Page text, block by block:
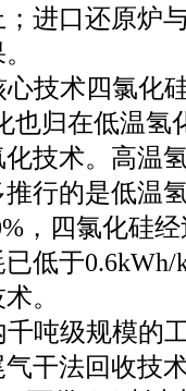
；进口还原炉
技术四氯化
也归在低温氢
技术。高温
行的是低温
，四氯化硅
低于0.6kWh/
。
吨级规模的
干法回收技